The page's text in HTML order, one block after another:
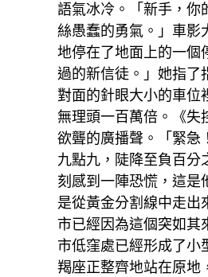
語氣冰冷。「新手，
絲愚蠢的勇氣。」車影
地停在了地面上的一
過的新信徒。」她指了
對面的針眼大小的車位
無理頭一百萬倍。《失
欲聾的廣播聲。「緊急
九點九，陡降至負百分
刻感到一陣恐慌，這是
是從黃金分割線中走出
市已經因為這個突如其
市低窪處已經形成了小
羯座正整齊地站在原地